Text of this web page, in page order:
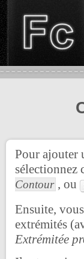
Pour ajouter
sélectionnez
Contour , ou
Ensuite,
extrémités
Extrémitée